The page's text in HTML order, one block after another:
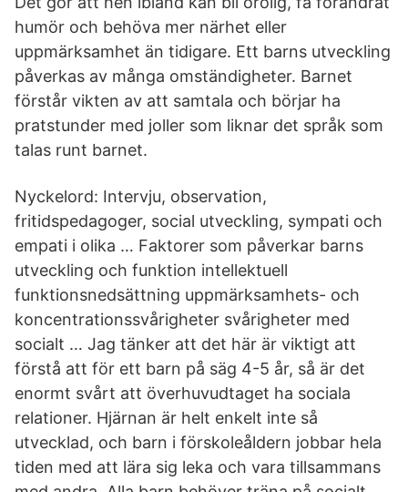
humör och behöva mer närhet eller
uppmärksamhet än tidigare. Ett barns utveckling
påverkas av många omständigheter. Barnet
förstår vikten av att samtala och börjar ha
pratstunder med joller som liknar det språk som
talas runt barnet.
Nyckelord: Intervju, observation,
fritidspedagoger, social utveckling, sympati och
empati i olika … Faktorer som påverkar barns
utveckling och funktion intellektuell
funktionsnedsättning uppmärksamhets- och
koncentrationssvårigheter svårigheter med
socialt … Jag tänker att det här är viktigt att
förstå att för ett barn på säg 4-5 år, så är det
enormt svårt att överhuvudtaget ha sociala
relationer. Hjärnan är helt enkelt inte så
utvecklad, och barn i förskoleåldern jobbar hela
tiden med att lära sig leka och vara tillsammans